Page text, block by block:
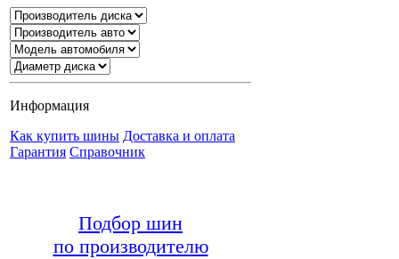
Информация
Как купить шины Доставка и оплата
Гарантия Справочник
Подбор шин
по производителю